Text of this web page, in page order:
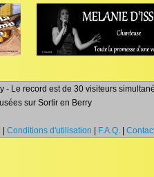
- Le record est de 30 visiteurs
sur Sortir en Berry
| Conditions d'utilisation | F.A.Q. |